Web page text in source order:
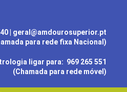
| geral@amdourosuperior.pt
para rede fixa Nacional)
ligar para: 969 265 551
(Chamada para rede móvel)